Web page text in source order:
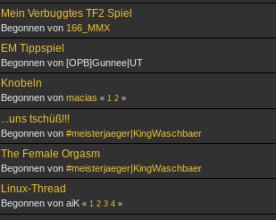
Mein Verbuggtes TF2 Spiel
Begonnen von 166_MMX
EM Tippspiel
Begonnen von [OPB]Gunnee|UT
Knobeln
Begonnen von macias « 1 2 »
...uns tschüß!!!
Begonnen von #meisterjaeger|KingWaschbaer
The Female Orgasm
Begonnen von #meisterjaeger|KingWaschbaer
Linux-Thread
Begonnen von aiK « 1 2 3 4 »